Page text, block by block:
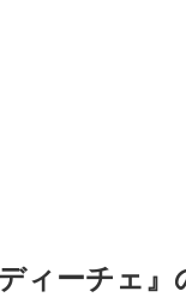
ィーチェ』